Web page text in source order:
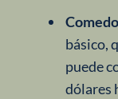
básico,
puede
dólares